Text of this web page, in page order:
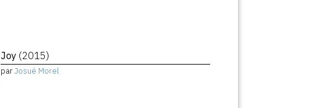
Joy (2015)
parJosué Morel